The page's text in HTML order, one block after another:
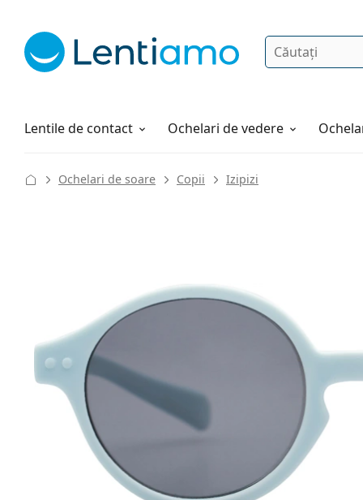
Căutare
Lentile de contact
Soluții Ochelari de vedere
Cum comandați
Ochelari de soare Copii Izipizi
Lățimea ramei
33 mm
Înălțime lentilă Lățimea lentilei
Lățimea
lentilei